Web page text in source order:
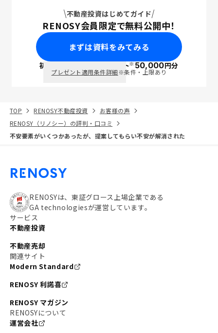
不動産投資はじめてガイド
RENOSY会員限定で無料公開中！
まずは資料をみてみる
初回面談で ポイント※50,000円分
プレゼント適用条件詳細※条件・上限あり
TOP RENOSY不動産投資
お客様の声
RENOSY（リノシー）の評判・口コミ
不安要素がいくつかあったが、提案してもらい不安が解消された
RENOSYは、東証グロース上場企業である
GA technologiesが運営しています。
サービス
不動産投資
不動産売却
関連サイト
Modern Standard
RENOSY 利諾喜
RENOSY マガジン
RENOSYについて
運営会社